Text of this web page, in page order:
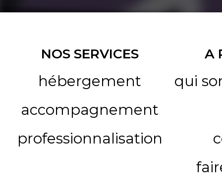
NOS SERVICES
hébergement
accompagnement
professionnalisation
A
qui